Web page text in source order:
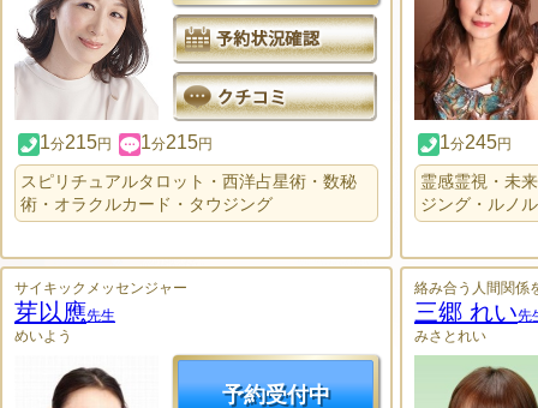
1分215円 1分215円
スピリチュアルタロット・西洋占星術・数秘
術・オラクルカード・タウジング
1分245円
霊感霊視・未
ジング・ルノ
サイキックメッセンジャー
芽以應先生
めいよう
予約受付中
絡み合う人間関係
三郷 れい先
みさとれい